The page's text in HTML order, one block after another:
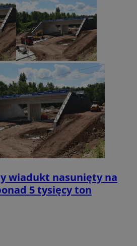
wiadukt nasunięty na
5 tysięcy ton